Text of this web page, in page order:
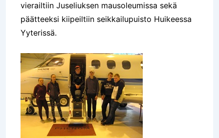
vierailtiin Juseliuksen mausoleumissa sekä
päätteeksi kiipeiltiin seikkailupuisto Huikeessa
Yyterissä.